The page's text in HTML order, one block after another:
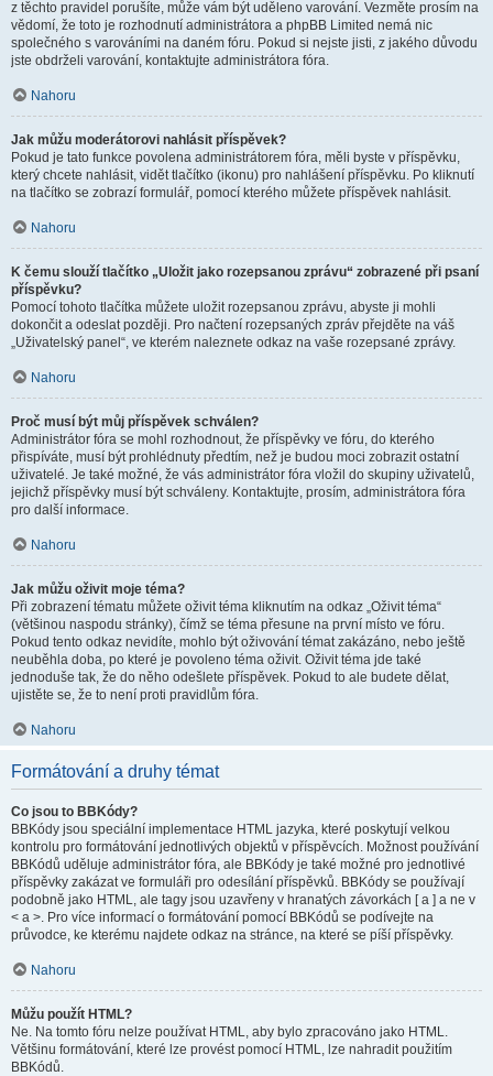
z těchto pravidel porušíte, může vám být uděleno varování. Vezměte prosím na
vědomí, že toto je rozhodnutí administrátora a phpBB Limited nemá nic
společného s varováními na daném fóru. Pokud si nejste jisti, z jakého důvodu
jste obdrželi varování, kontaktujte administrátora fóra.
Nahoru
Jak můžu moderátorovi nahlásit příspěvek?
Pokud je tato funkce povolena administrátorem fóra, měli byste v příspěvku,
který chcete nahlásit, vidět tlačítko (ikonu) pro nahlášení příspěvku. Po kliknutí
na tlačítko se zobrazí formulář, pomocí kterého můžete příspěvek nahlásit.
Nahoru
K čemu slouží tlačítko „Uložit jako rozepsanou zprávu“ zobrazené při psaní
příspěvku?
Pomocí tohoto tlačítka můžete uložit rozepsanou zprávu, abyste ji mohli
dokončit a odeslat později. Pro načtení rozepsaných zpráv přejděte na váš
„Uživatelský panel“, ve kterém naleznete odkaz na vaše rozepsané zprávy.
Nahoru
Proč musí být můj příspěvek schválen?
Administrátor fóra se mohl rozhodnout, že příspěvky ve fóru, do kterého
přispíváte, musí být prohlédnuty předtím, než je budou moci zobrazit ostatní
uživatelé. Je také možné, že vás administrátor fóra vložil do skupiny uživatelů,
jejichž příspěvky musí být schváleny. Kontaktujte, prosím, administrátora fóra
pro další informace.
Nahoru
Jak můžu oživit moje téma?
Při zobrazení tématu můžete oživit téma kliknutím na odkaz „Oživit téma“
(většinou naspodu stránky), čímž se téma přesune na první místo ve fóru.
Pokud tento odkaz nevidíte, mohlo být oživování témat zakázáno, nebo ještě
neuběhla doba, po které je povoleno téma oživit. Oživit téma jde také
jednoduše tak, že do něho odešlete příspěvek. Pokud to ale budete dělat,
ujistěte se, že to není proti pravidlům fóra.
Nahoru
Formátování a druhy témat
Co jsou to BBKódy?
BBKódy jsou speciální implementace HTML jazyka, které poskytují velkou
kontrolu pro formátování jednotlivých objektů v příspěvcích. Možnost používání
BBKódů uděluje administrátor fóra, ale BBKódy je také možné pro jednotlivé
příspěvky zakázat ve formuláři pro odesílání příspěvků. BBKódy se používají
podobně jako HTML, ale tagy jsou uzavřeny v hranatých závorkách [ a ] a ne v
< a >. Pro více informací o formátování pomocí BBKódů se podívejte na
průvodce, ke kterému najdete odkaz na stránce, na které se píší příspěvky.
Nahoru
Můžu použít HTML?
Ne. Na tomto fóru nelze používat HTML, aby bylo zpracováno jako HTML.
Většinu formátování, které lze provést pomocí HTML, lze nahradit použitím
BBKódů.